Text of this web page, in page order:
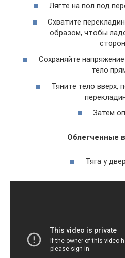
Лягте на пол под
Схватите
образом, чтобы
Сохраняйте
тело
Тяните тело вверх,
Затем
Облегченные
Тяга у